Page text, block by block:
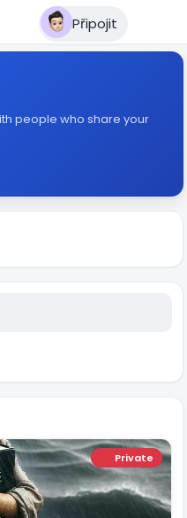
Připojit
people who share your
Private